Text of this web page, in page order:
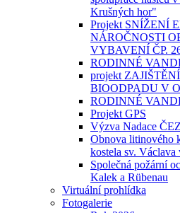
Krušných hor"
Projekt SNÍŽENÍ
NÁROČNOSTI
VYBAVENÍ ČP.
RODINNÉ
projekt
BIOODPADU V
RODINNÉ
Projekt GPS
Výzva Nadace
Obnova litinového
kostela sv.
Společná požární
Kalek a Rübenau
Virtuální prohlídka
Fotogalerie